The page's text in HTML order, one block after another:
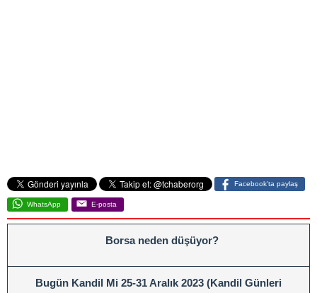
Facebook'ta paylaş
WhatsApp E-posta
Borsa neden düşüyor?
Bugün Kandil Mi 25-31 Aralık 2023 (Kandil Günleri